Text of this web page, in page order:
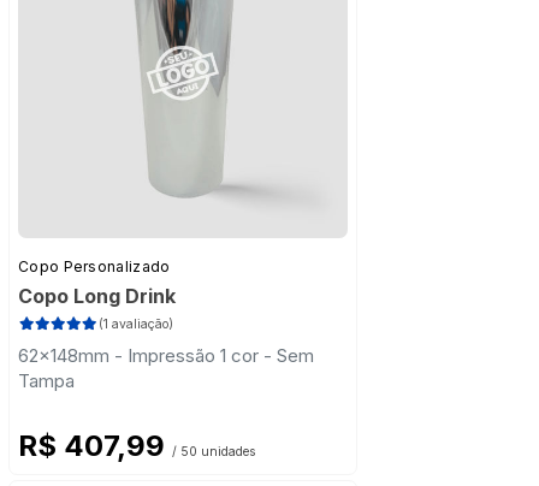
Copo Personalizado
Copo Long Drink
(1 avaliação)
62x148mm - Impressão 1 cor - Sem
Tampa
R$ 407,99 / 50 unidades